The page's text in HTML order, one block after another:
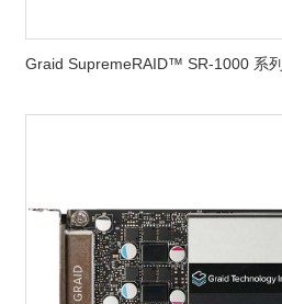
Graid SupremeRAID™ SR-1000 系列